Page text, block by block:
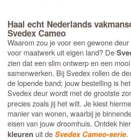
Haal echt Nederlands
Svedex Cameo
Waarom zou je voor een gewone
voor maatwerk uit eigen land? De
zien dat een slim ontwerp en een
samenwerken. Bij Svedex rollen de
de lopende band; jouw bestelling is
Svedex deur wordt met de grootste
precies zoals jij het wilt. Je kiest
manier van wonen, waarbij je
eisen van jouw droomhuis. Ontdek
kleuren uit deSvedex Cameo-serie.